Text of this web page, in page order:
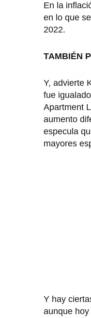
En la
en lo que
2022.
TAMBIÉN
Y, advierte
fue
Apartment
aumento
especula
mayores
Y hay
aunque